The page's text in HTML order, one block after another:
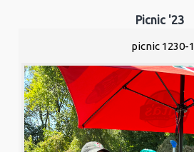
Picnic '23
picnic 1230-1